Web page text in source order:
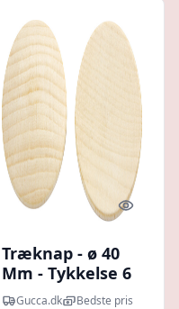
Quick
Træknap - ø 40
Mm - Tykkelse 6
Mm - 10 Stk.
Gucca.dk Bedste pris